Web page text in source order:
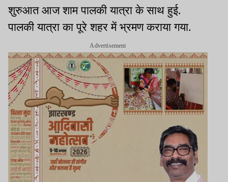
शुरुआत आज शाम पालकी यात्रा के साथ हुई.
पालकी यात्रा का पूरे शहर में भ्रमण कराया गया.
Advertisement